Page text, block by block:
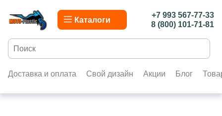
Каталоги
+7 993 567-77-33
8 (800) 101-71-81
Доставка и оплата Свой дизайн Акции Блог